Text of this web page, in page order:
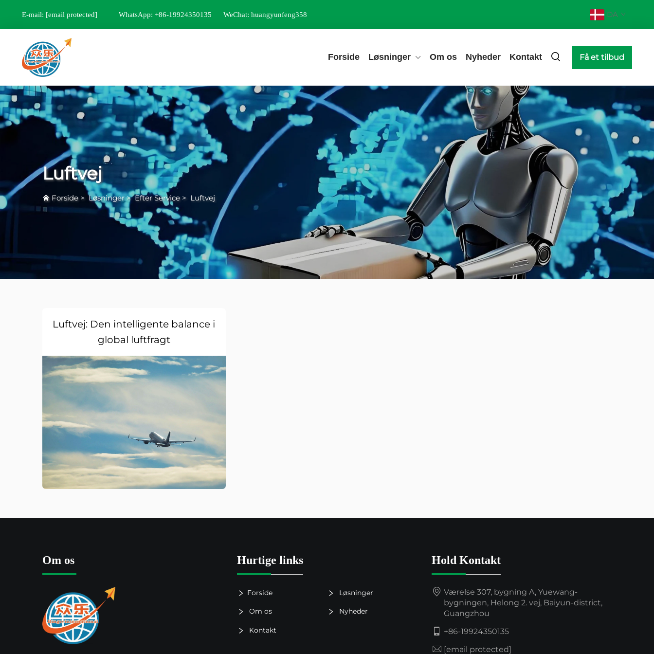
E-mail: [email protected] WhatsApp: +86-19924350135 WeChat: huangyunfeng358 DA
Forside Løsninger Om os Nyheder Kontakt Få et tilbud
Luftvej
Forside >Løsninger>Efter Service > Luftvej
Luftvej: Den intelligente balance i
global luftfragt
Om os Hurtige links
Forside Løsninger
Om os Nyheder
Kontakt
Hold Kontakt
Værelse 307, bygning A, Yuewang-
bygningen, Helong 2. vej, Baiyun-district,
Guangzhou
+86-19924350135
[email protected]